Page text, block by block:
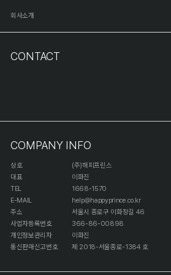
회사소개
CONTACT
COMPANY INFO
상호
(주)해피프린스
대표
이화진
TEL
1668-1570
E-MAIL
help@happyprince.co.kr
주소
서울시 종로구 이화장길 46
사업자등록번호
366-86-00898
개인정보관리자
이화진
통신판매신고번호
제 2018-서울종로-1384 호